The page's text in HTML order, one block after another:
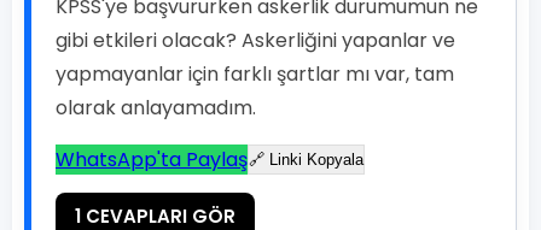
KPSS'ye başvururken askerlik durumumun ne
gibi etkileri olacak? Askerliğini yapanlar ve
yapmayanlar için farklı şartlar mı var, tam
olarak anlayamadım.
WhatsApp'ta Paylaş🔗 Linki Kopyala
1 CEVAPLARI GÖR